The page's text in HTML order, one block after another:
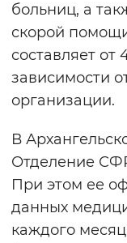
больниц, а
скорой
составляет от
зависимости
организации.
В
Отделение
При этом ее
данных
каждого